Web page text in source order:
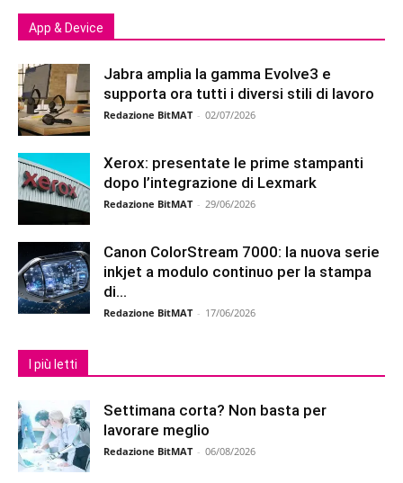
App & Device
Jabra amplia la gamma Evolve3 e
supporta ora tutti i diversi stili di lavoro
Redazione BitMAT - 02/07/2026
Xerox: presentate le prime stampanti
dopo l’integrazione di Lexmark
Redazione BitMAT - 29/06/2026
Canon ColorStream 7000: la nuova serie
inkjet a modulo continuo per la stampa
di...
Redazione BitMAT - 17/06/2026
I più letti
Settimana corta? Non basta per
lavorare meglio
Redazione BitMAT - 06/08/2026